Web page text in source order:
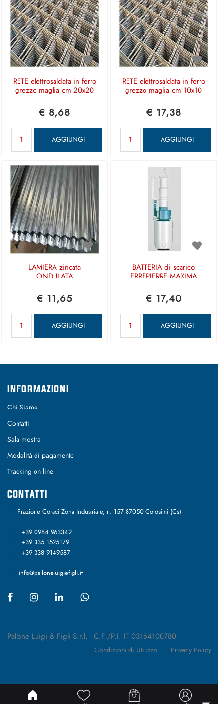
RETE elettrosaldata in ferro
grezzo maglia cm 20x20
€ 8,68
AGGIUNGI
RETE elettrosaldata in ferro
grezzo maglia cm 10x10
€ 17,38
AGGIUNGI
LAMIERA zincata
ONDULATA
€ 11,65
AGGIUNGI
BATTERIA di scarico
ERREPIERRE MAXIMA
€ 17,40
AGGIUNGI
INFORMAZIONI
Chi Siamo
Contatti
Sala mostra
Modalità di pagamento
Tracking on line
CONTATTI
Frazione Coraci Zona Industriale, n. 157 87050 Colosimi (Cs)
+39 0984 963342
+39 335 1525179
+39 338 9149587
info@palloneluigiefigli.it
Pallone Luigi & Figli S.r.l. - C.F./P.I. IT 03164100780
Condizioni di Utilizzo Privacy Policy
Powered by Passepartout